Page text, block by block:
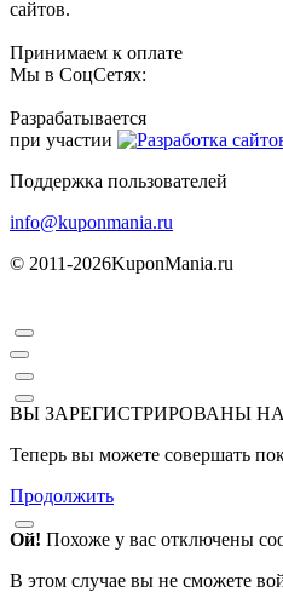
сайтов.
Принимаем к оплате
Мы в СоцСетях:
Разрабатывается
при участии
Поддержка пользователей
info@kuponmania.ru
© 2011-2026KuponMania.ru
ВЫ ЗАРЕГИСТРИРОВАНЫ
Теперь вы можете совершать
Продолжить
Ой! Похоже у вас отключены
В этом случае вы не сможете